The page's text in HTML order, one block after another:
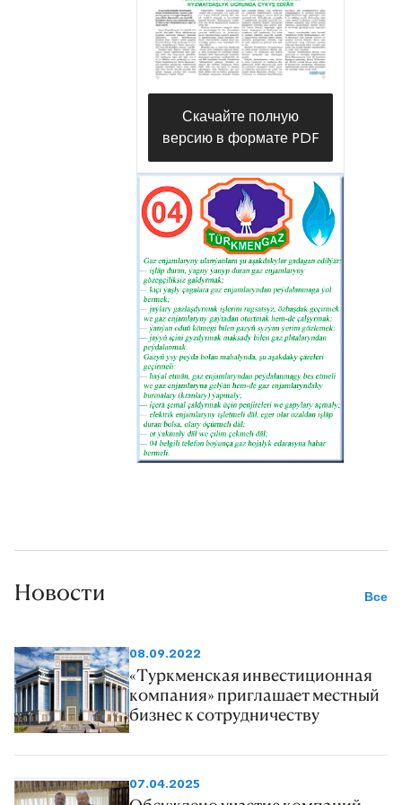
Скачайте полную
версию в формате PDF
Новости Все
08.09.2022
«Туркменская инвестиционная
компания» приглашает местный
бизнес к сотрудничеству
07.04.2025